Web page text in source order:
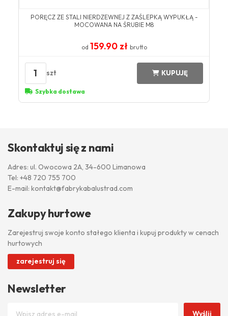
PORĘCZ ZE STALI NIERDZEWNEJ Z ZAŚLEPKĄ WYPUKŁĄ -
MOCOWANA NA ŚRUBIE M8
od 159.90 zł brutto
1 szt KUPUJĘ
Szybka dostawa
Skontaktuj się z nami
Adres: ul. Owocowa 2A, 34-600 Limanowa
Tel: +48 720 755 700
E-mail: kontakt@fabrykabalustrad.com
Zakupy hurtowe
Zarejestruj swoje konto stałego klienta i kupuj produkty w cenach
hurtowych
zarejestruj się
Newsletter
Wyślij